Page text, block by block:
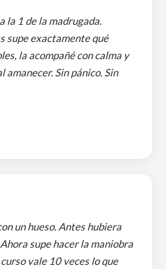
la 1 de la madrugada.
supe exactamente qué
la acompañé con calma y
Sin pánico. Sin
un hueso. Antes hubiera
supe hacer la maniobra
vale 10 veces lo que